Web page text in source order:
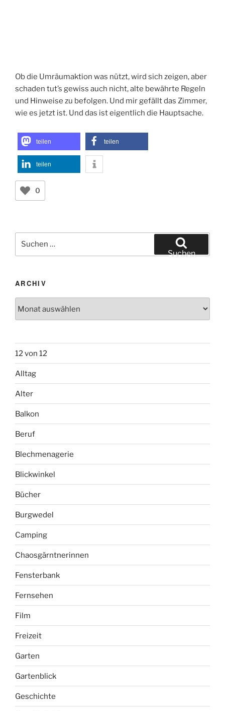
Ob die Umräumaktion was nützt, wird sich zeigen, aber
schaden tut’s gewiss auch nicht, alte bewährte Regeln
und Hinweise zu befolgen. Und mir gefällt das Zimmer,
wie es jetzt ist. Und das ist eigentlich die Hauptsache.
teilen teilen
teilen
0
Suchen
nach:
Suchen
ARCHIV
12 von 12
Alltag
Alter
Balkon
Beruf
Blechmenagerie
Blickwinkel
Bücher
Burgwedel
Camping
Chaosgärntnerinnen
Fensterbank
Fernsehen
Film
Freizeit
Garten
Gartenblick
Geschichte